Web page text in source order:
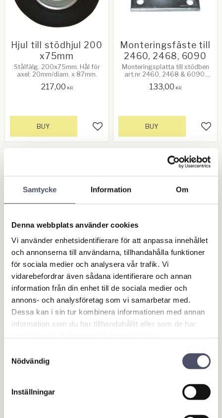
Samtycke Information Om
Denna webbplats använder cookies
Vi använder enhetsidentifierare för att anpassa innehållet
och annonserna till användarna, tillhandahålla funktioner
för sociala medier och analysera vår trafik. Vi
vidarebefordrar även sådana identifierare och annan
information från din enhet till de sociala medier och
annons- och analysföretag som vi samarbetar med.
Dessa kan i sin tur kombinera informationen med annan
information som du har tillhandahållit eller som de har
Nödvändig
Inställningar
Hjul till stödhjul 200
x75mm
Stålfälg. 200x75mm. Hål för
axel: 20mm/diam. x 87mm.
217,00 KR
Add to favorites
BUY
Monteringsfäste till
2460, 2468, 6090
Monteringsplatta till stödben
art.nr 2460, 2468 & 6090.
Hålstorlek: 11 mm. C/C hål: 78
133,00 KR
BUY
Stödhjul & Stödben
Stödhjul
Stödben & Stödfötter
Klämhylsor
Belysning & Elektronik
Bromscylindrar & Tillbehör till broms
Hjul & Däck
Hus & Hem